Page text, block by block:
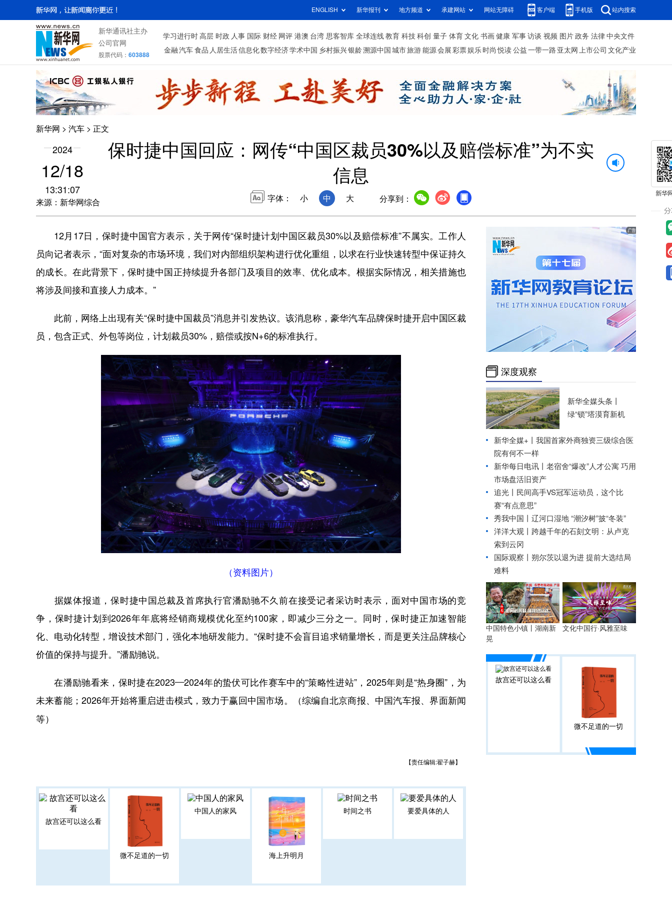
ENGLISH 新华报刊 地方频道 承建网站 网站无障碍 客户端 手机版 站内搜索
新华通讯社主办
公司官网
股票代码： 603888
学习进行时 高层 时政 人事 国际 财经 网评 港澳 台湾 思客智库 全球连线 教育 科技 科创 量子 体育 文化 书画 健康 军事 访谈 视频 图片 政务 法律 中央文件
金融 汽车 食品 人居生活信息化数字经济学术中国 乡村振兴银龄溯源中国 城市旅游 能源 会展 彩票娱乐 时尚 悦读 公益 一带一路 亚太网 上市公司 文化产业
新华网 > 汽车 > 正文
2024
12/18
13:31:07
来源：新华网综合
保时捷中国回应：网传“中国区裁员30%以及赔偿标准”为不实
信息
字体： 小 中 大 分享到：
12月17日，保时捷中国官方表示，关于网传“保时捷计划中国区裁员30%以及赔偿标准”不属实。工作人
员向记者表示，“面对复杂的市场环境，我们对内部组织架构进行优化重组，以求在行业快速转型中保证持久
的成长。在此背景下，保时捷中国正持续提升各部门及项目的效率、优化成本。根据实际情况，相关措施也
将涉及间接和直接人力成本。”
此前，网络上出现有关“保时捷中国裁员”消息并引发热议。该消息称，豪华汽车品牌保时捷开启中国区裁
员，包含正式、外包等岗位，计划裁员30%，赔偿或按N+6的标准执行。
（资料图片）
据媒体报道，保时捷中国总裁及首席执行官潘励驰不久前在接受记者采访时表示，面对中国市场的竞
争，保时捷计划到2026年年底将经销商规模优化至约100家，即减少三分之一。同时，保时捷正加速智能
化、电动化转型，增设技术部门，强化本地研发能力。“保时捷不会盲目追求销量增长，而是更关注品牌核心
价值的保持与提升。”潘励驰说。
在潘励驰看来，保时捷在2023—2024年的蛰伏可比作赛车中的“策略性进站”，2025年则是“热身圈”，为
未来蓄能；2026年开始将重启进击模式，致力于赢回中国市场。（综编自北京商报、中国汽车报、界面新闻
等）
【责任编辑:翟子赫】
故宫还可以这么看
微不足道的一切
中国人的家风
海上升明月
时间之书 要爱具体的人
深度观察
新华全媒头条丨
绿“锁”塔漠育新机
新华全媒+丨 我国首家外商独资三级综合医
院有何不一样
新华每日电讯丨 老宿舍“爆改”人才公寓 巧用
市场盘活旧资产
追光丨 民间高手VS冠军运动员，这个比
赛“有点意思”
秀我中国丨 辽河口湿地 “潮汐树”披“冬装”
洋洋大观丨跨越千年的石刻文明：从卢克
索到云冈
国际观察丨 朔尔茨以退为进 提前大选结局
难料
中国特色小镇丨湖南新
晃
文化中国行·风雅至味
故宫还可以这么看
微不足道的一切